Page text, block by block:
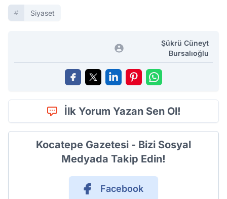
Siyaset
Şükrü Cüneyt
Bursalıoğlu
İlk Yorum Yazan Sen Ol!
Kocatepe Gazetesi - Bizi Sosyal
Medyada Takip Edin!
Facebook